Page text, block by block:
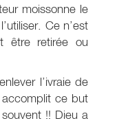
moissonne le
Ce n’est
être retirée ou
l’ivraie de
ce but
!! Dieu a